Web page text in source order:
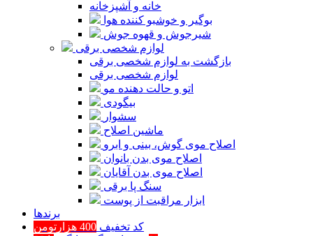
خانه و آشپزخانه
بوگیر و خوشبو کننده هوا
شیرجوش و قهوه جوش
لوازم شخصی برقی
بازگشت به لوازم شخصی برقی
لوازم شخصی برقی
اتو و حالت دهنده مو
بیگودی
سشوار
ماشین اصلاح
اصلاح موی گوش، بینی و ابرو
اصلاح موی بدن بانوان
اصلاح موی بدن آقایان
سنگ پا برقی
ابزار مراقبت از پوست
برند‌ها
کد تخفیف 400 هزارتومن